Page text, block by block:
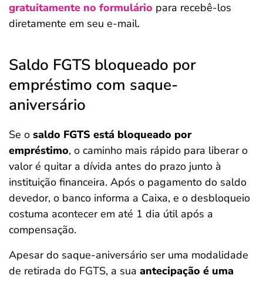
gratuitamente no formulário para recebê-los
diretamente em seu e-mail.
Saldo FGTS bloqueado por
empréstimo com saque-
aniversário
Se o saldo FGTS está bloqueado por
empréstimo, o caminho mais rápido para liberar o
valor é quitar a dívida antes do prazo junto à
instituição financeira. Após o pagamento do saldo
devedor, o banco informa a Caixa, e o desbloqueio
costuma acontecer em até 1 dia útil após a
compensação.
Apesar do saque-aniversário ser uma modalidade
de retirada do FGTS, a sua antecipação é uma